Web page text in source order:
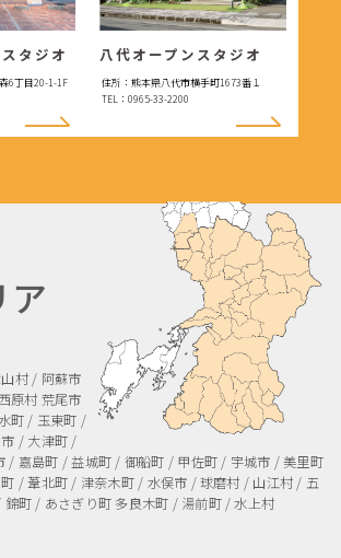
タジオ
6丁目20-1-1F
八代オープンスタジオ
住所：熊本県八代市横手町1673番１
TEL：0965-33-2200
ア
村 / 阿蘇市
原村 荒尾市
町 / 玉東町 /
/ 大津町 /
/ 嘉島町 / 益城町 / 御船町 / 甲佐町 / 宇城市 / 美里町
/ 葦北町 / 津奈木町 / 水俣市 / 球磨村 / 山江村 / 五
町 / あさぎり町 多良木町 / 湯前町 / 水上村